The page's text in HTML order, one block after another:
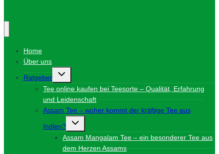
Home
Über uns
Ratgeber
Untermenü
umschalten
Tee online kaufen bei Teesorte – Qualität, Erfahrung
und Leidenschaft
Assam Tee – woher kommt der kräftige Tee aus
Indien?
Untermenü
umschalten
Assam Mangalam Tee – ein besonderer Tee aus
dem Herzen Assams